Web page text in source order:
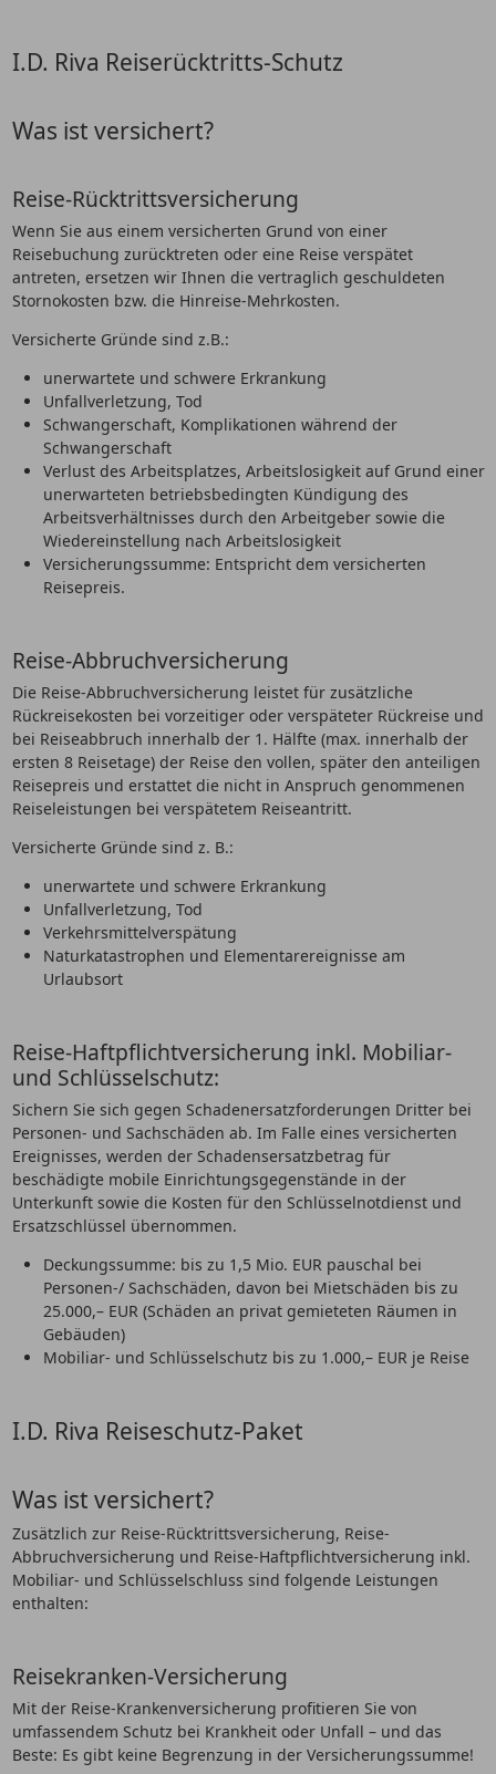
I.D. Riva Reiserücktritts-Schutz
Was ist versichert?
Reise-Rücktrittsversicherung
Wenn Sie aus einem versicherten Grund von einer
Reisebuchung zurücktreten oder eine Reise verspätet
antreten, ersetzen wir Ihnen die vertraglich geschuldeten
Stornokosten bzw. die Hinreise-Mehrkosten.
Versicherte Gründe sind z.B.:
unerwartete und schwere Erkrankung
Unfallverletzung, Tod
Schwangerschaft, Komplikationen während der
Schwangerschaft
Verlust des Arbeitsplatzes, Arbeitslosigkeit auf Grund einer
unerwarteten betriebsbedingten Kündigung des
Arbeitsverhältnisses durch den Arbeitgeber sowie die
Wiedereinstellung nach Arbeitslosigkeit
Versicherungssumme: Entspricht dem versicherten
Reisepreis.
Reise-Abbruchversicherung
Die Reise-Abbruchversicherung leistet für zusätzliche
Rückreisekosten bei vorzeitiger oder verspäteter Rückreise und
bei Reiseabbruch innerhalb der 1. Hälfte (max. innerhalb der
ersten 8 Reisetage) der Reise den vollen, später den anteiligen
Reisepreis und erstattet die nicht in Anspruch genommenen
Reiseleistungen bei verspätetem Reiseantritt.
Versicherte Gründe sind z. B.:
unerwartete und schwere Erkrankung
Unfallverletzung, Tod
Verkehrsmittelverspätung
Naturkatastrophen und Elementarereignisse am
Urlaubsort
Reise-Haftpflichtversicherung inkl. Mobiliar-
und Schlüsselschutz:
Sichern Sie sich gegen Schadenersatzforderungen Dritter bei
Personen- und Sachschäden ab. Im Falle eines versicherten
Ereignisses, werden der Schadensersatzbetrag für
beschädigte mobile Einrichtungsgegenstände in der
Unterkunft sowie die Kosten für den Schlüsselnotdienst und
Ersatzschlüssel übernommen.
Deckungssumme: bis zu 1,5 Mio. EUR pauschal bei
Personen-/ Sachschäden, davon bei Mietschäden bis zu
25.000,– EUR (Schäden an privat gemieteten Räumen in
Gebäuden)
Mobiliar- und Schlüsselschutz bis zu 1.000,– EUR je Reise
I.D. Riva Reiseschutz-Paket
Was ist versichert?
Zusätzlich zur Reise-Rücktrittsversicherung, Reise-
Abbruchversicherung und Reise-Haftpflichtversicherung inkl.
Mobiliar- und Schlüsselschluss sind folgende Leistungen
enthalten:
Reisekranken-Versicherung
Mit der Reise-Krankenversicherung profitieren Sie von
umfassendem Schutz bei Krankheit oder Unfall – und das
Beste: Es gibt keine Begrenzung in der Versicherungssumme!